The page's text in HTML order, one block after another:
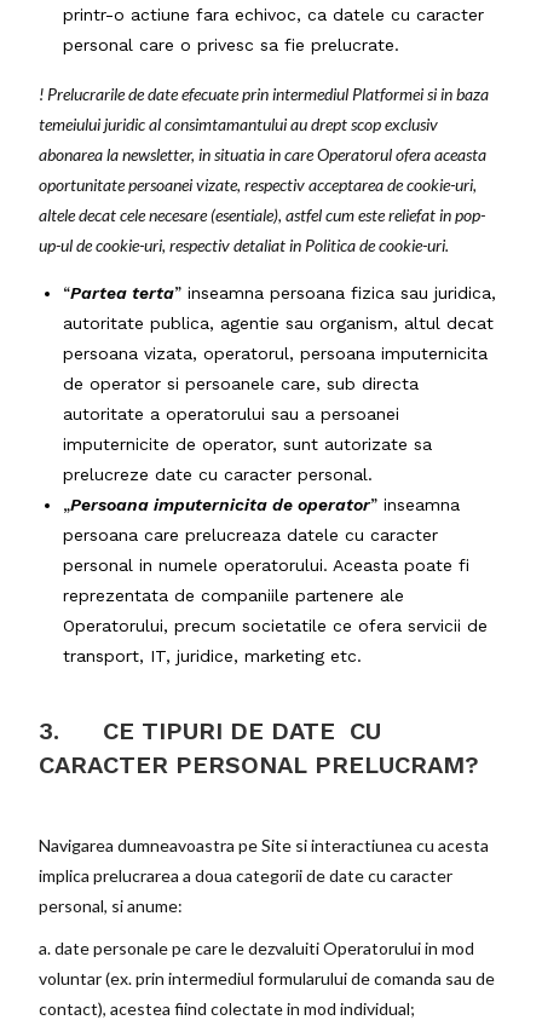
printr-o actiune fara echivoc, ca datele cu caracter
personal care o privesc sa fie prelucrate.
! Prelucrarile de date efecuate prin intermediul Platformei si in baza
temeiului juridic al consimtamantului au drept scop exclusiv
abonarea la newsletter, in situatia in care Operatorul ofera aceasta
oportunitate persoanei vizate, respectiv acceptarea de cookie-uri,
altele decat cele necesare (esentiale), astfel cum este reliefat in pop-
up-ul de cookie-uri, respectiv detaliat in Politica de cookie-uri.
“Partea terta” inseamna persoana fizica sau juridica,
autoritate publica, agentie sau organism, altul decat
persoana vizata, operatorul, persoana imputernicita
de operator si persoanele care, sub directa
autoritate a operatorului sau a persoanei
imputernicite de operator, sunt autorizate sa
prelucreze date cu caracter personal.
„Persoana imputernicita de operator” inseamna
persoana care prelucreaza datele cu caracter
personal in numele operatorului. Aceasta poate fi
reprezentata de companiile partenere ale
Operatorului, precum societatile ce ofera servicii de
transport, IT, juridice, marketing etc.
3. CE TIPURI DE DATE CU
CARACTER PERSONAL PRELUCRAM?
Navigarea dumneavoastra pe Site si interactiunea cu acesta
implica prelucrarea a doua categorii de date cu caracter
personal, si anume:
a. date personale pe care le dezvaluiti Operatorului in mod
voluntar (ex. prin intermediul formularului de comanda sau de
contact), acestea fiind colectate in mod individual;